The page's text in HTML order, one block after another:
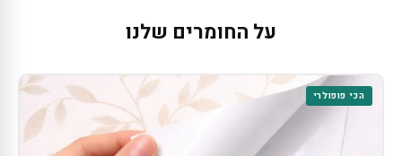
על החומרים שלנו
הכי פופולרי